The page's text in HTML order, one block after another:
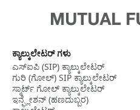
ಕ್ಯಾಲ್ಕುಲೇಟರ್ ಗಳು
ಎಸ್‌ಐಪಿ (SIP) ಕ್ಯಾಲ್ಕುಲೇಟರ್
ಗುರಿ (ಗೋಲ್) SIP ಕ್ಯಾಲ್ಕುಲೇಟರ್
ಸ್ಮಾರ್ಟ್‌ ಗೋಲ್‌ ಕ್ಯಾಲ್ಕುಲೇಟರ್
ಇನ್ಫ್ಲೇಶನ್ (ಹಣದುಬ್ಬರ)